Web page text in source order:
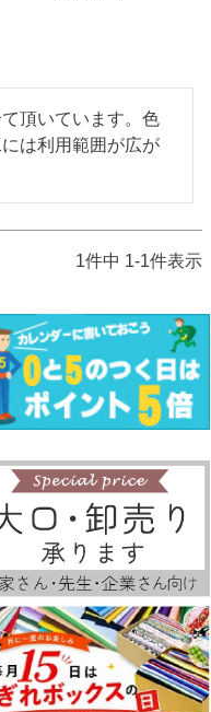
頂いています。色
は利用範囲が広が
1件中 1-1件表示